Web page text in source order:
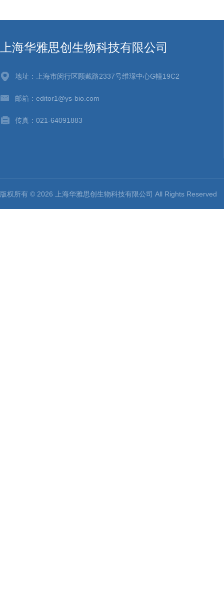
上海华雅思创生物科技有限公司
地址：上海市闵行区顾戴路2337号维璟中心G幢19C2
邮箱：editor1@ys-bio.com
传真：021-64091883
版权所有 © 2026 上海华雅思创生物科技有限公司 All Rights